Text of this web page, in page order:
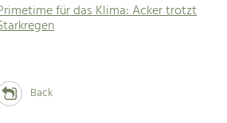
für das Klima: Acker trotzt
Back